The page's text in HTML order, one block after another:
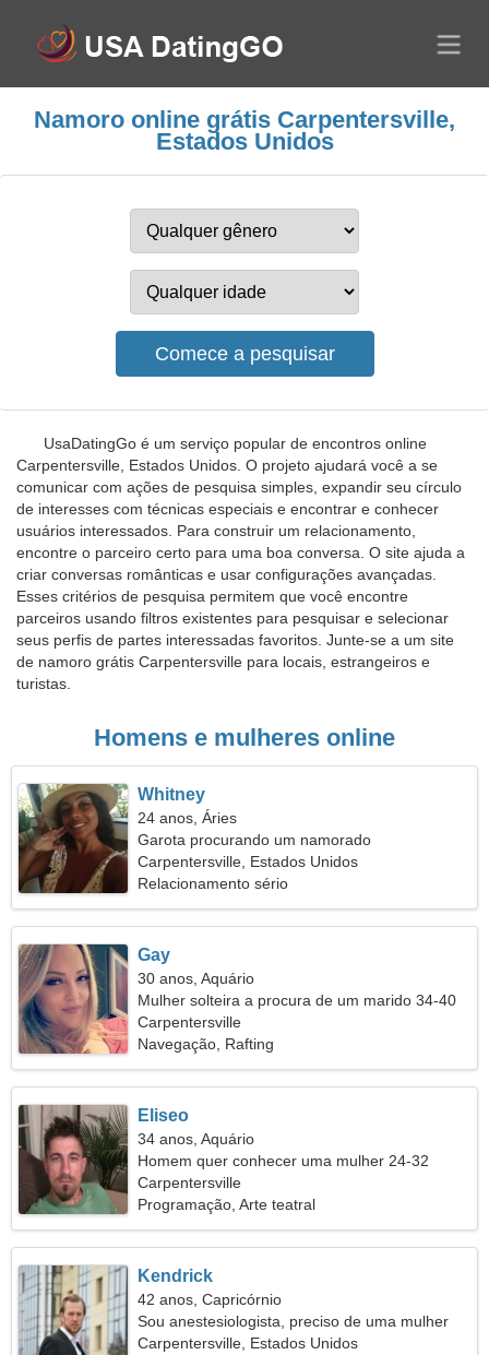
Namoro online grátis Carpentersville,
Estados Unidos
UsaDatingGo é um serviço popular de encontros online
Carpentersville, Estados Unidos. O projeto ajudará você a se
comunicar com ações de pesquisa simples, expandir seu círculo
de interesses com técnicas especiais e encontrar e conhecer
usuários interessados. Para construir um relacionamento,
encontre o parceiro certo para uma boa conversa. O site ajuda a
criar conversas românticas e usar configurações avançadas.
Esses critérios de pesquisa permitem que você encontre
parceiros usando filtros existentes para pesquisar e selecionar
seus perfis de partes interessadas favoritos. Junte-se a um site
de namoro grátis Carpentersville para locais, estrangeiros e
turistas.
Homens e mulheres online
Whitney
24 anos, Áries
Garota procurando um namorado
Carpentersville, Estados Unidos
Relacionamento sério
Gay
30 anos, Aquário
Mulher solteira a procura de um marido 34-40
Carpentersville
Navegação, Rafting
Eliseo
34 anos, Aquário
Homem quer conhecer uma mulher 24-32
Carpentersville
Programação, Arte teatral
Kendrick
42 anos, Capricórnio
Sou anestesiologista, preciso de uma mulher
habilidosa
Carpentersville, Estados Unidos